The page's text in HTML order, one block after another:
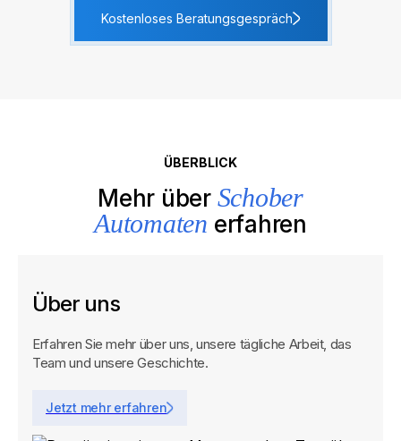
Kostenloses Beratungsgespräch
ÜBERBLICK
Mehr über Schober
Automaten erfahren
Über uns
Erfahren Sie mehr über uns, unsere tägliche Arbeit, das
Team und unsere Geschichte.
Jetzt mehr erfahren